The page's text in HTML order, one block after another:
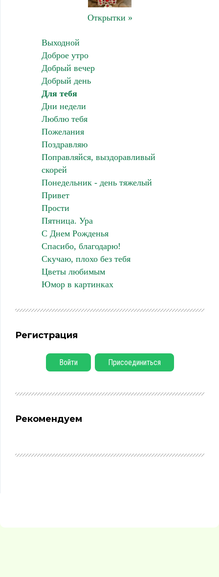
Открытки »
Выходной
Доброе утро
Добрый вечер
Добрый день
Для тебя
Дни недели
Люблю тебя
Пожелания
Поздравляю
Поправляйся, выздоравливый
скорей
Понедельник - день тяжелый
Привет
Прости
Пятница. Ура
С Днем Рожденья
Спасибо, благодарю!
Скучаю, плохо без тебя
Цветы любимым
Юмор в картинках
Регистрация
Войти Присоединиться
Рекомендуем